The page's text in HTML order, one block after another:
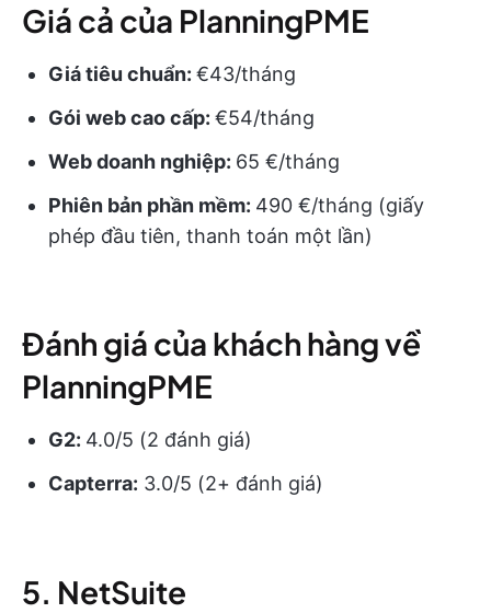
Giá cả của PlanningPME
Giá tiêu chuẩn: €43/tháng
Gói web cao cấp: €54/tháng
Web doanh nghiệp: 65 €/tháng
Phiên bản phần mềm: 490 €/tháng (giấy
phép đầu tiên, thanh toán một lần)
Đánh giá của khách hàng về
PlanningPME
G2: 4.0/5 (2 đánh giá)
Capterra: 3.0/5 (2+ đánh giá)
5. NetSuite